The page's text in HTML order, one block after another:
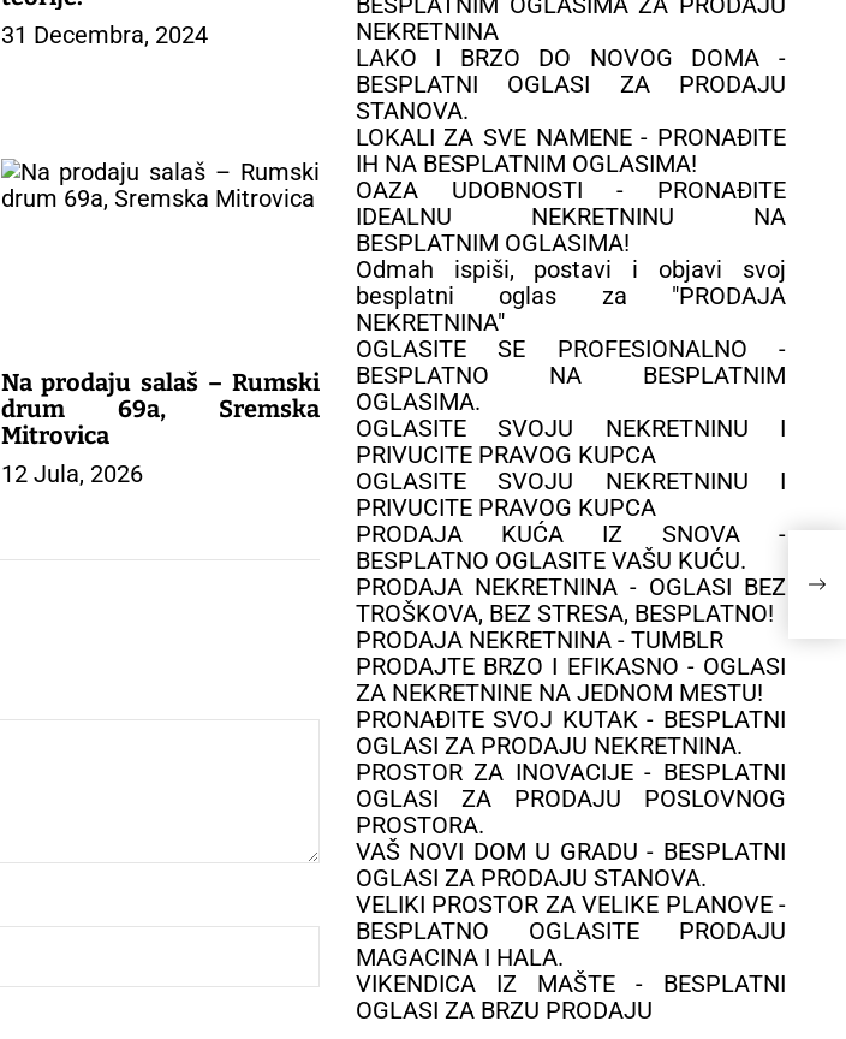
31 Decembra, 2024
Na prodaju salaš – Rumski
drum 69a, Sremska
Mitrovica
12 Jula, 2026
NEKRETNINA
LAKO I BRZO DO NOVOG DOMA -
BESPLATNI OGLASI ZA PRODAJU
STANOVA.
LOKALI ZA SVE NAMENE - PRONAĐITE
IH NA BESPLATNIM OGLASIMA!
OAZA UDOBNOSTI - PRONAĐITE
IDEALNU NEKRETNINU NA
BESPLATNIM OGLASIMA!
Odmah ispiši, postavi i objavi svoj
besplatni oglas za "PRODAJA
NEKRETNINA"
OGLASITE SE PROFESIONALNO -
BESPLATNO NA BESPLATNIM
OGLASIMA.
OGLASITE SVOJU NEKRETNINU I
PRIVUCITE PRAVOG KUPCA
OGLASITE SVOJU NEKRETNINU I
PRIVUCITE PRAVOG KUPCA
PRODAJA KUĆA IZ SNOVA -
BESPLATNO OGLASITE VAŠU KUĆU.
PRODAJA NEKRETNINA - OGLASI BEZ
TROŠKOVA, BEZ STRESA, BESPLATNO!
PRODAJA NEKRETNINA - TUMBLR
PRODAJTE BRZO I EFIKASNO - OGLASI
ZA NEKRETNINE NA JEDNOM MESTU!
PRONAĐITE SVOJ KUTAK - BESPLATNI
OGLASI ZA PRODAJU NEKRETNINA.
PROSTOR ZA INOVACIJE - BESPLATNI
OGLASI ZA PRODAJU POSLOVNOG
PROSTORA.
VAŠ NOVI DOM U GRADU - BESPLATNI
OGLASI ZA PRODAJU STANOVA.
VELIKI PROSTOR ZA VELIKE PLANOVE -
BESPLATNO OGLASITE PRODAJU
MAGACINA I HALA.
VIKENDICA IZ MAŠTE - BESPLATNI
OGLASI ZA BRZU PRODAJU